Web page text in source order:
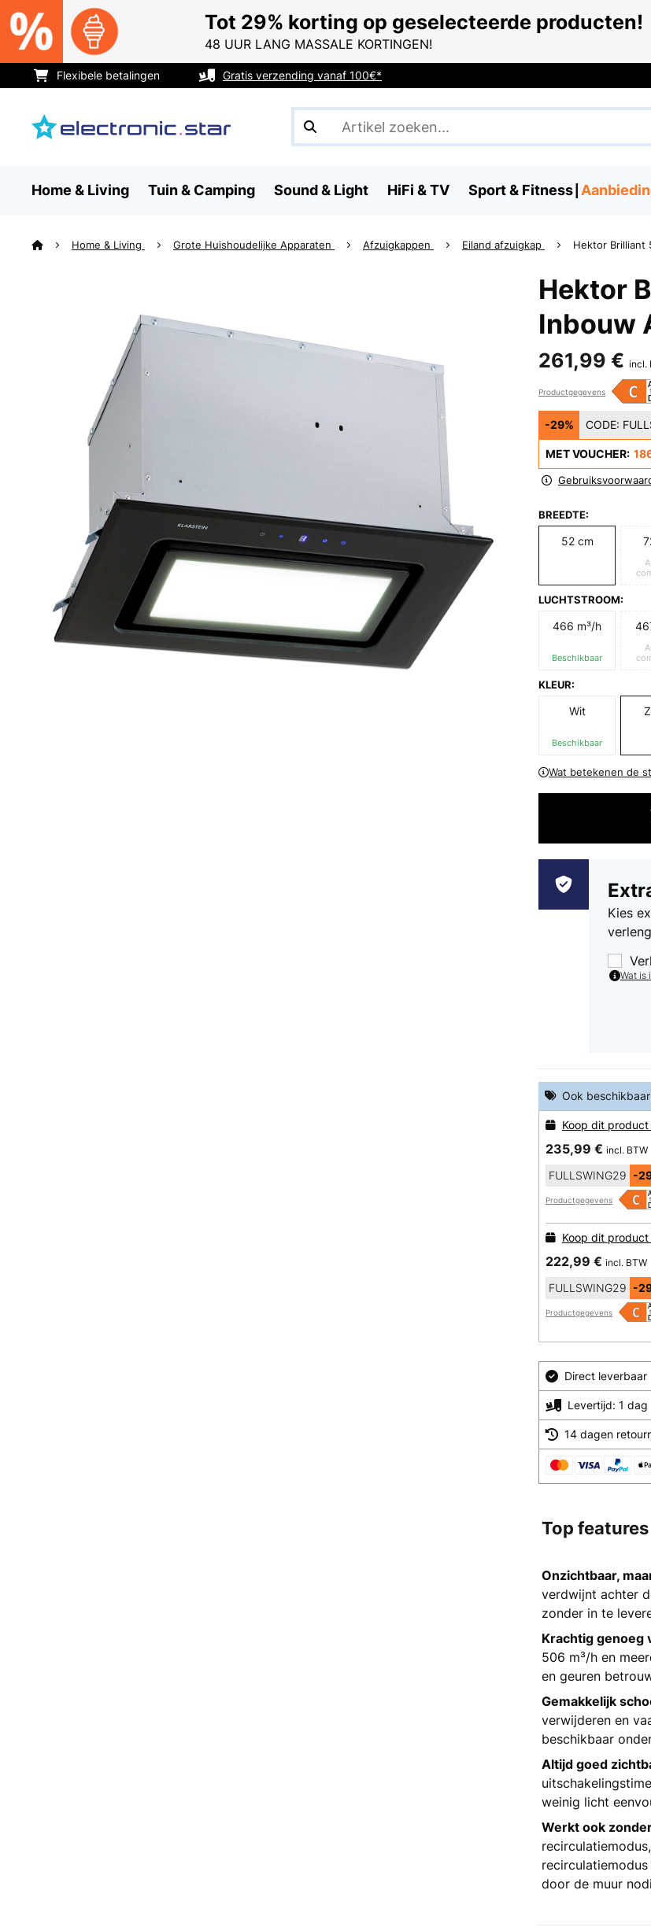
Tot 29% korting op geselecteerde producten!
48 UUR LANG MASSALE KORTINGEN!
Flexibele betalingen Gratis verzending vanaf 100€*
Home & Living Tuin & Camping Sound & Light HiFi & TV Sport & Fitness
Home & Living Grote Huishoudelijke Apparaten Afzuigkappen Eiland afzuigkap Hektor Brilliant
Hektor
Inbouw
261,99 € incl.
Productgegevens
-29% CODE:
MET VOUCHER:
BREEDTE:
52 cm
LUCHTSTROOM:
466 m³/h
Beschikbaar
KLEUR:
Wit
Beschikbaar
Wat betekenen de
Kies
Wat is
Ook
Koop dit
235,99 € incl. BTW
FULLSWING29 -
Productgegevens
Koop dit
222,99 € incl. BTW
FULLSWING29 -
Productgegevens
Direct leverbaar
Levertijd: 1 dag
14 dagen
Top features
Onzichtbaar,
verdwijnt achter
zonder in te
Krachtig genoeg
506 m³/h en
en geuren
Gemakkelijk
verwijderen en
beschikbaar
Altijd goed
weinig licht
Werkt ook
door de muur